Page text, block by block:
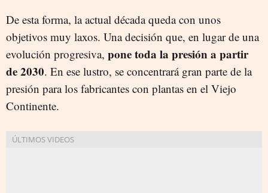
De esta forma, la actual década queda con unos
objetivos muy laxos. Una decisión que, en lugar de una
evolución progresiva, pone toda la presión a partir
de 2030. En ese lustro, se concentrará gran parte de la
presión para los fabricantes con plantas en el Viejo
Continente.